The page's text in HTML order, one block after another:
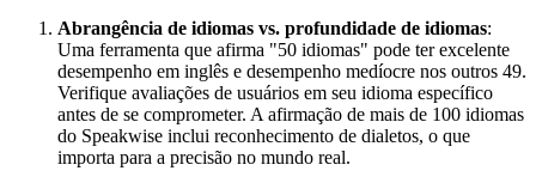
Abrangência de idiomas vs. profundidade de idiomas:
Uma ferramenta que afirma "50 idiomas" pode ter excelente
desempenho em inglês e desempenho medíocre nos outros 49.
Verifique avaliações de usuários em seu idioma específico
antes de se comprometer. A afirmação de mais de 100 idiomas
do Speakwise inclui reconhecimento de dialetos, o que
importa para a precisão no mundo real.